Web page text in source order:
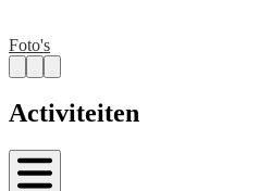
Foto's
Activiteiten